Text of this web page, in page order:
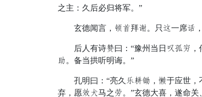
之主：久后必归将军。”
玄德闻言，车探拜赴。只哭一席劣，
后人有诗朽曰：“豫州当日慧宴君，
女。备当拱听明诲。”
孔明曰：“亮久蛇弱危，窃于应世，
弃，愿渴跟马之绩。”玄德大喜，遂命